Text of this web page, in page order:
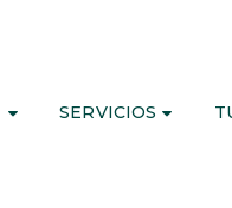
SERVICIOS